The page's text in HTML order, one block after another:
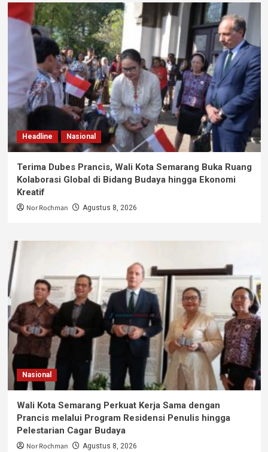
Headline Nasional
Terima Dubes Prancis, Wali Kota Semarang Buka Ruang
Kolaborasi Global di Bidang Budaya hingga Ekonomi
Kreatif
Nor Rochman Agustus 8, 2026
Nasional
Wali Kota Semarang Perkuat Kerja Sama dengan
Prancis melalui Program Residensi Penulis hingga
Pelestarian Cagar Budaya
Nor Rochman Agustus 8, 2026